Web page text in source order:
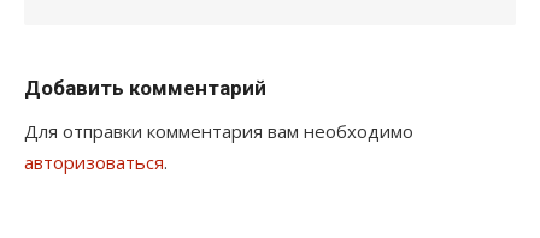
Добавить комментарий
Для отправки комментария вам необходимо
авторизоваться.